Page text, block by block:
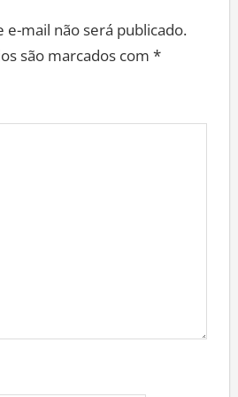
e-mail não será publicado.
são marcados com *